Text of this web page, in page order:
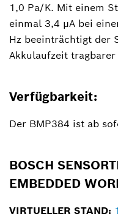
1,0 Pa/K. Mit einem
einmal 3,4 µA bei
Hz beeinträchtigt der
Akkulaufzeit tragbarer
Verfügbarkeit:
Der BMP384 ist ab
BOSCH
EMBEDDED
VIRTUELLER STAND: